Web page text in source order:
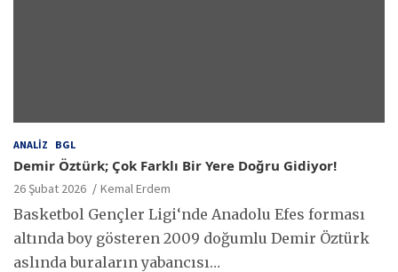
ANALIZ BGL
Demir Öztürk; Çok Farklı Bir Yere Doğru Gidiyor!
26 Şubat 2026 Kemal Erdem
Basketbol Gençler Ligi‘nde Anadolu Efes forması
altında boy gösteren 2009 doğumlu Demir Öztürk
aslında buraların yabancısı…